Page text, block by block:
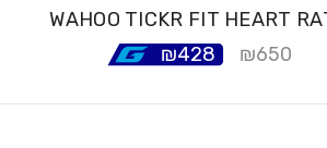
WAHOO TICKR FIT HEART
₪650
₪428